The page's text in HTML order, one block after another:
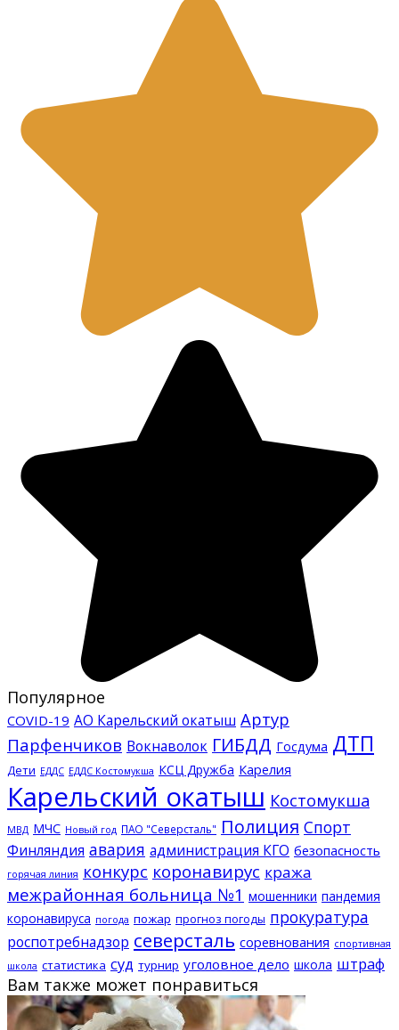
Популярное
COVID-19 АО Карельский окатыш Артур
Парфенчиков Вокнаволок ГИБДД Госдума ДТП
Дети ЕДДС ЕДДС Костомукша КСЦ Дружба Карелия
Карельский окатыш Костомукша
МВД МЧС Новый год ПАО "Северсталь" Полиция Спорт
Финляндия авария администрация КГО безопасность
горячая линия конкурс коронавирус кража
межрайонная больница №1 мошенники пандемия
коронавируса погода пожар прогноз погоды прокуратура
роспотребнадзор северсталь соревнования спортивная
школа статистика суд турнир уголовное дело школа штраф
Вам также может понравиться